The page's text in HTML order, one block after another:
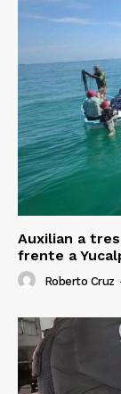
Auxilian a
frente a
Roberto Cruz